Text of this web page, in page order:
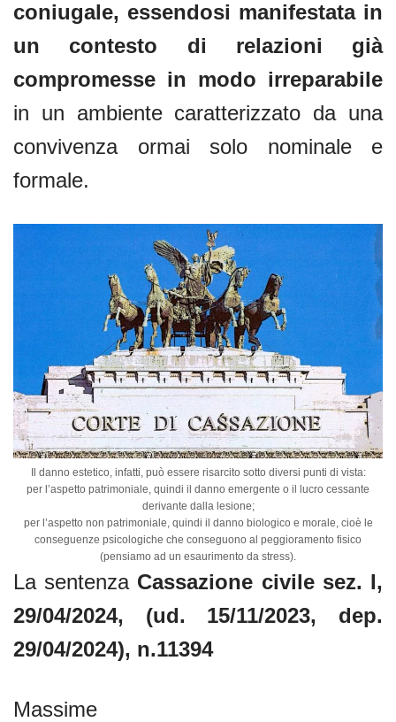
coniugale, essendosi manifestata in
un contesto di relazioni già
compromesse in modo irreparabile
in un ambiente caratterizzato da una
convivenza ormai solo nominale e
formale.
Il danno estetico, infatti, può essere risarcito sotto diversi punti di vista:
per l’aspetto patrimoniale, quindi il danno emergente o il lucro cessante
derivante dalla lesione;
per l’aspetto non patrimoniale, quindi il danno biologico e morale, cioè le
conseguenze psicologiche che conseguono al peggioramento fisico
(pensiamo ad un esaurimento da stress).
La sentenza Cassazione civile sez. I,
29/04/2024, (ud. 15/11/2023, dep.
29/04/2024), n.11394
Massime